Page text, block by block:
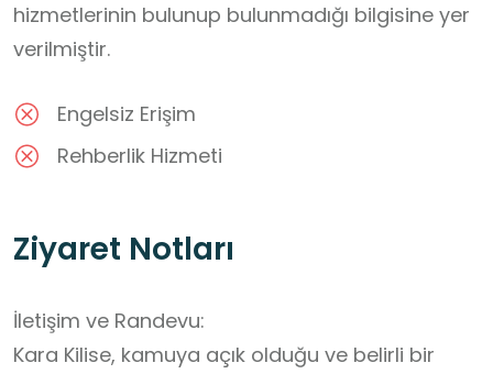
hizmetlerinin bulunup bulunmadığı bilgisine yer
verilmiştir.
Engelsiz Erişim
Rehberlik Hizmeti
Ziyaret Notları
İletişim ve Randevu:
Kara Kilise, kamuya açık olduğu ve belirli bir